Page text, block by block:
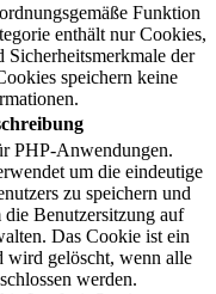
Funktion
enthält nur Cookies,
der
speichern keine
PHP-Anwendungen.
um die eindeutige
zu speichern und
Benutzersitzung auf
Das Cookie ist ein
wird gelöscht, wenn alle
werden.